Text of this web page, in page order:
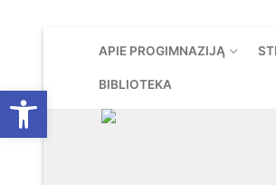
Open toolbar
APIE PROGIMNAZIJĄ
BIBLIOTEKA